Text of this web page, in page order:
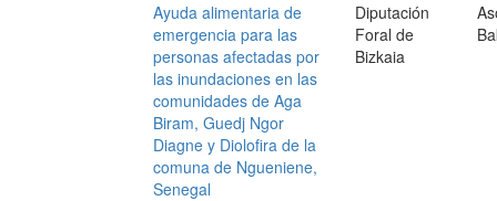
Ayuda alimentaria de
emergencia para las
personas afectadas por
las inundaciones en las
comunidades de Aga
Biram, Guedj Ngor
Diagne y Diolofira de la
comuna de Ngueniene,
Senegal
Diputación
Foral de
Bizkaia